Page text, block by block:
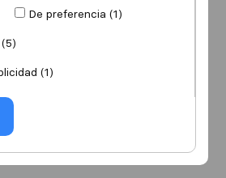
Valoraciones
De preferencia (1)
(1)